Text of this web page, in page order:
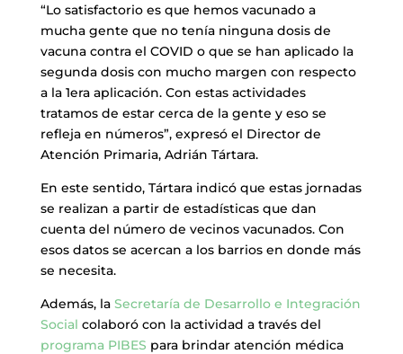
“Lo satisfactorio es que hemos vacunado a
mucha gente que no tenía ninguna dosis de
vacuna contra el COVID o que se han aplicado la
segunda dosis con mucho margen con respecto
a la 1era aplicación. Con estas actividades
tratamos de estar cerca de la gente y eso se
refleja en números”, expresó el Director de
Atención Primaria, Adrián Tártara.
En este sentido, Tártara indicó que estas jornadas
se realizan a partir de estadísticas que dan
cuenta del número de vecinos vacunados. Con
esos datos se acercan a los barrios en donde más
se necesita.
Además, la Secretaría de Desarrollo e Integración
Social colaboró con la actividad a través del
programa PIBES para brindar atención médica